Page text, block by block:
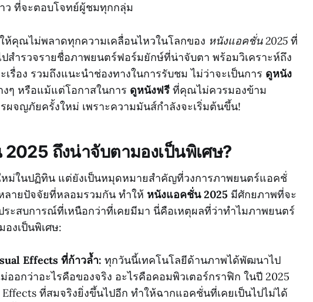
ว ที่จะตอบโจทย์ผู้ชมทุกกลุ่ม
คุณไม่พลาดทุกความเคลื่อนไหวในโลกของ หนังแอคชั่น 2025 ที่
สำรวจรายชื่อภาพยนตร์ฟอร์มยักษ์ที่น่าจับตา พร้อมวิเคราะห์ถึง
รื่อง รวมถึงแนะนำช่องทางในการรับชม ไม่ว่าจะเป็นการ ดูหนัง
ๆ หรือแม้แต่โอกาสในการ ดูหนังฟรี ที่คุณไม่ควรมองข้าม
ผจญภัยครั้งใหม่ เพราะความมันส์กำลังจะเริ่มต้นขึ้น!
ถึงน่าจับตามองเป็นพิเศษ?
หม่ในปฏิทิน แต่ยังเป็นหมุดหมายสำคัญที่วงการภาพยนตร์แอคชั่
ลายปัจจัยที่หลอมรวมกัน ทำให้ หนังแอคชั่น 2025 มีศักยภาพที่จะ
ะสบการณ์ที่เหนือกว่าที่เคยมีมา นี่คือเหตุผลที่ว่าทำไมภาพยนตร์
งเป็นพิเศษ:
Effects ที่ก้าวล้ำ: ทุกวันนี้เทคโนโลยีด้านภาพได้พัฒนาไป
อกว่าอะไรคือของจริง อะไรคือคอมพิวเตอร์กราฟิก ในปี 2025
Effects ที่สมจริงยิ่งขึ้นไปอีก ทำให้ฉากแอคชั่นที่เคยเป็นไปไม่ได้